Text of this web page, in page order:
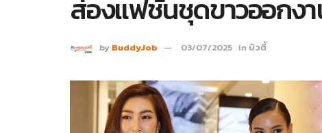
ส่องแฟชั่นชุดขาวออกงา
by BuddyJob 03/07/2025 in บิวตี้